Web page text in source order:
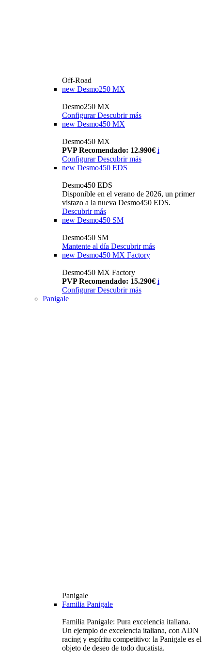
Off-Road
new Desmo250 MX
Desmo250 MX
Configurar Descubrir más
new Desmo450 MX
Desmo450 MX
PVP Recomendado: 12.990€ i
Configurar Descubrir más
new Desmo450 EDS
Desmo450 EDS
Disponible en el verano de 2026, un primer
vistazo a la nueva Desmo450 EDS.
Descubrir más
new Desmo450 SM
Desmo450 SM
Mantente al día Descubrir más
new Desmo450 MX Factory
Desmo450 MX Factory
PVP Recomendado: 15.290€ i
Configurar Descubrir más
Panigale
Panigale
Familia Panigale
Familia Panigale: Pura excelencia italiana.
Un ejemplo de excelencia italiana, con ADN
racing y espíritu competitivo: la Panigale es el
objeto de deseo de todo ducatista.